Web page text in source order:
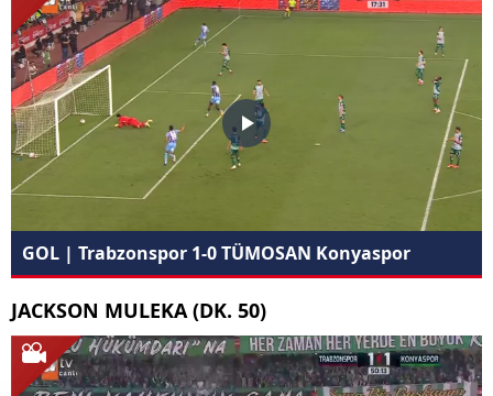
GOL | Trabzonspor 1-0 TÜMOSAN Konyaspor
JACKSON MULEKA (DK. 50)